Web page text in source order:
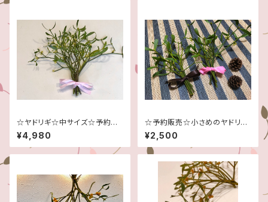
☆ヤドリギ☆中サイズ☆予約販
売☆１１月～２月頃まで☆
¥4,980
☆予約販売☆小さめのヤドリギ
２束☆
¥2,500